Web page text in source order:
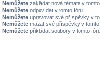
Nemůžete zakládat nová témata v
Nemůžete odpovídat v tomto fóru
Nemůžete upravovat své příspěvky v
Nemůžete mazat své příspěvky v tomto
Nemůžete přikládat soubory v tomto fóru